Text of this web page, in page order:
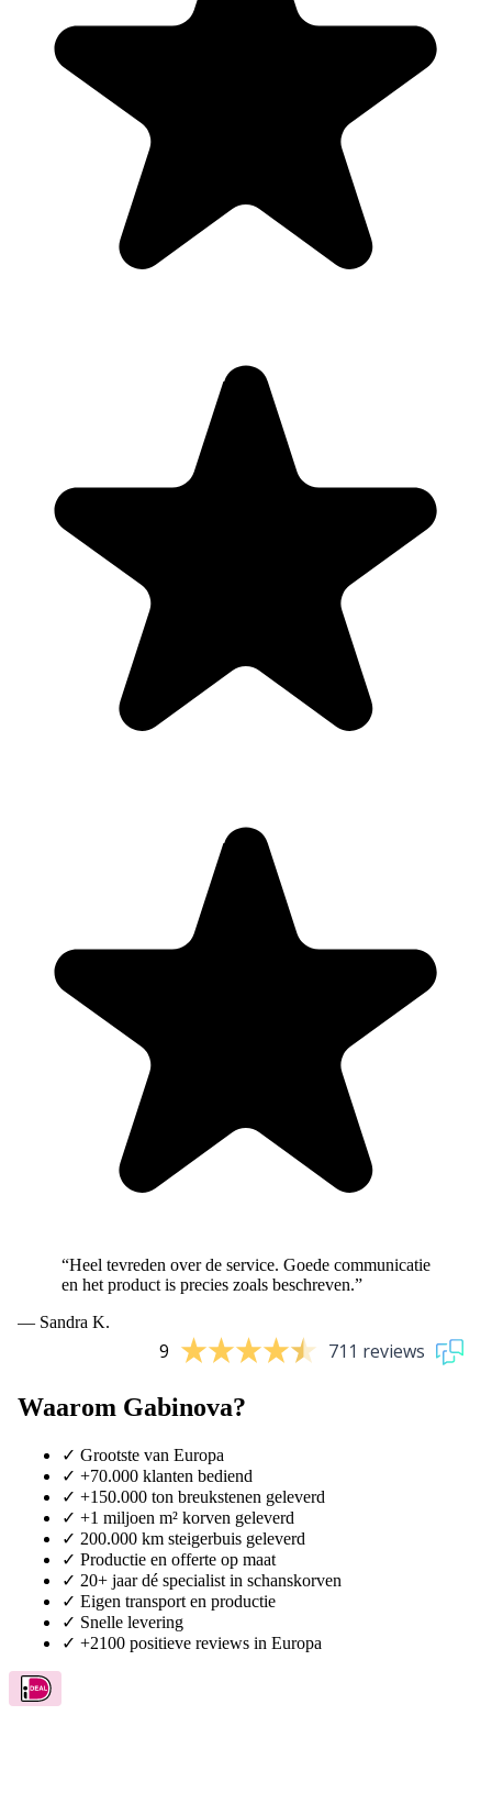
“Heel tevreden over de service. Goede communicatie
en het product is precies zoals beschreven.”
— Sandra K.
9 711 reviews
Waarom Gabinova?
✓ Grootste van Europa
✓ +70.000 klanten bediend
✓ +150.000 ton breukstenen geleverd
✓ +1 miljoen m² korven geleverd
✓ 200.000 km steigerbuis geleverd
✓ Productie en offerte op maat
✓ 20+ jaar dé specialist in schanskorven
✓ Eigen transport en productie
✓ Snelle levering
✓ +2100 positieve reviews in Europa